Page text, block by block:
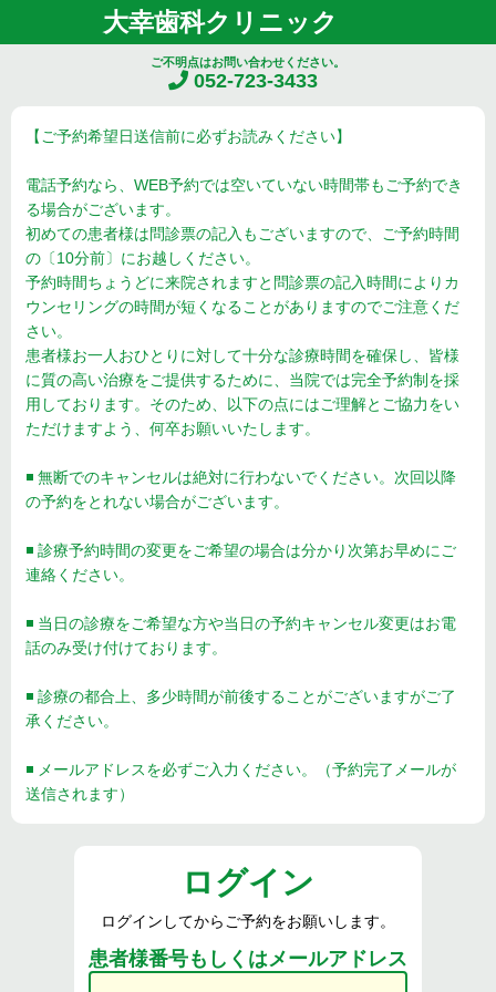
大幸歯科クリニック
ご不明点はお問い合わせください。
052-723-3433
【ご予約希望日送信前に必ずお読みください】
電話予約なら、WEB予約では空いていない時間帯もご予約でき
る場合がございます。
初めての患者様は問診票の記入もございますので、ご予約時間
の〔10分前〕にお越しください。
予約時間ちょうどに来院されますと問診票の記入時間によりカ
ウンセリングの時間が短くなることがありますのでご注意くだ
さい。
患者様お一人おひとりに対して十分な診療時間を確保し、皆様
に質の高い治療をご提供するために、当院では完全予約制を採
用しております。そのため、以下の点にはご理解とご協力をい
ただけますよう、何卒お願いいたします。
◾️ 無断でのキャンセルは絶対に行わないでください。次回以降
の予約をとれない場合がございます。
◾️ 診療予約時間の変更をご希望の場合は分かり次第お早めにご
連絡ください。
◾️ 当日の診療をご希望な方や当日の予約キャンセル変更はお電
話のみ受け付けております。
◾️ 診療の都合上、多少時間が前後することがございますがご了
承ください。
◾️ メールアドレスを必ずご入力ください。（予約完了メールが
送信されます）
ログイン
ログインしてからご予約をお願いします。
患者様番号もしくはメールアドレス